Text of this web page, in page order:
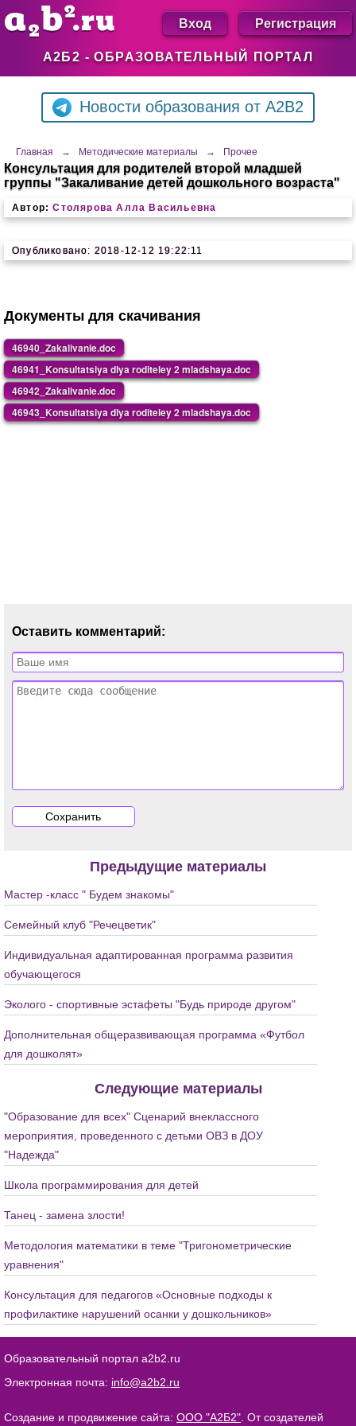
А2Б2 - ОБРАЗОВАТЕЛЬНЫЙ ПОРТАЛ
Вход Регистрация
Новости образования от A2B2
Главная → Методические материалы → Прочее
Консультация для родителей второй младшей
группы "Закаливание детей дошкольного возраста"
Автор: Столярова Алла Васильевна
Опубликовано: 2018-12-12 19:22:11
Документы для скачивания
46940_Zakalivanie.doc
46941_Konsultatsiya dlya roditeley 2 mladshaya.doc
46942_Zakalivanie.doc
46943_Konsultatsiya dlya roditeley 2 mladshaya.doc
Оставить комментарий:
Предыдущие материалы
Мастер -класс " Будем знакомы"
Семейный клуб "Речецветик"
Индивидуальная адаптированная программа развития
обучающегося
Эколого - спортивные эстафеты "Будь природе другом"
Дополнительная общеразвивающая программа «Футбол
для дошколят»
Следующие материалы
"Образование для всех" Сценарий внеклассного
мероприятия, проведенного с детьми ОВЗ в ДОУ
"Надежда"
Школа программирования для детей
Танец - замена злости!
Методология математики в теме "Тригонометрические
уравнения"
Консультация для педагогов «Основные подходы к
профилактике нарушений осанки у дошкольников»
Образовательный портал a2b2.ru
Электронная почта: info@a2b2.ru
Создание и продвижение сайта: ООО "А2Б2" . От создателей